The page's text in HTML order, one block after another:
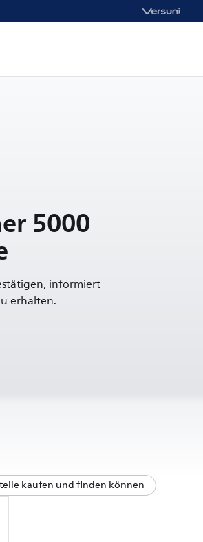
5000
informiert
erhalten.
kaufen und finden können